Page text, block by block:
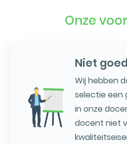
Onze
Niet
Wij hebben
selectie een
in onze
docent niet